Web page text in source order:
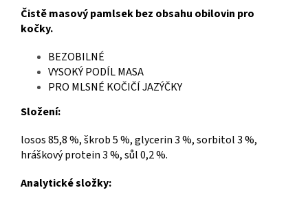
Čistě masový pamlsek bez obsahu obilovin pro
kočky.
BEZOBILNÉ
VYSOKÝ PODÍL MASA
PRO MLSNÉ KOČIČÍ JAZÝČKY
Složení:
losos 85,8 %, škrob 5 %, glycerin 3 %, sorbitol 3 %,
hráškový protein 3 %, sůl 0,2 %.
Analytické složky: